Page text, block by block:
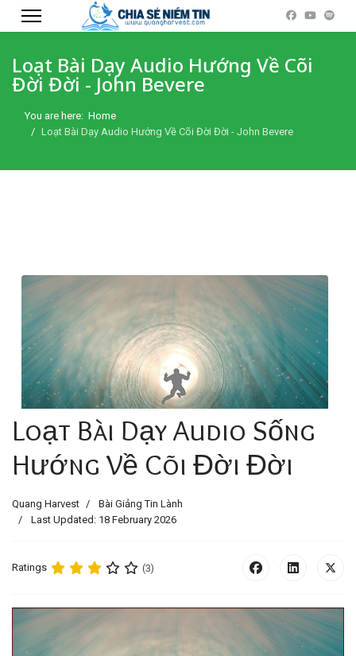
Loạt Bài Dạy Audio Hướng Về Cõi
Đời Đời - John Bevere
You are here: Home
Loạt Bài Dạy Audio Hướng Về Cõi Đời Đời - John Bevere
Loạt Bài Dạy Audio Sống
Hướng Về Cõi Đời Đời
Quang Harvest
Bài Giảng Tin Lành
Last Updated: 18 February 2026
Ratings (3)